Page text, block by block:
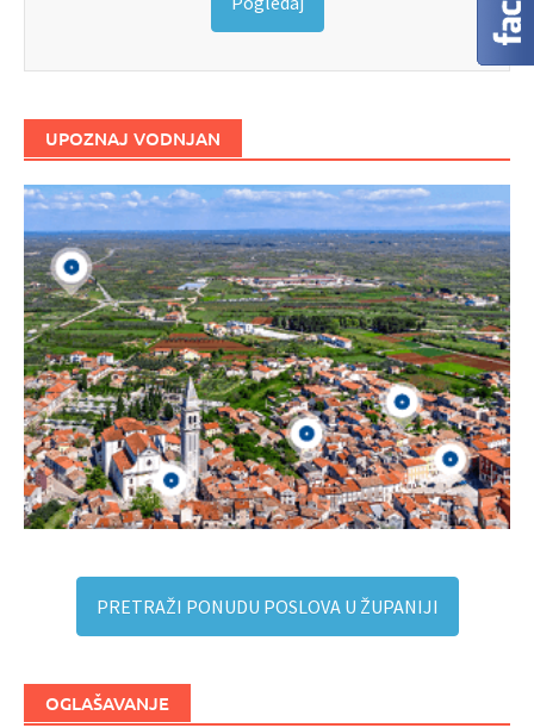
UPOZNAJ VODNJAN
PRETRAŽI PONUDU POSLOVA U ŽUPANIJI
OGLAŠAVANJE